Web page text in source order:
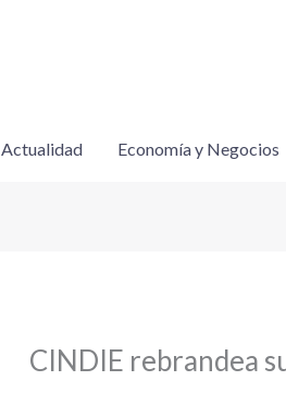
Actualidad Economía y Negocios
CINDIE rebrandea